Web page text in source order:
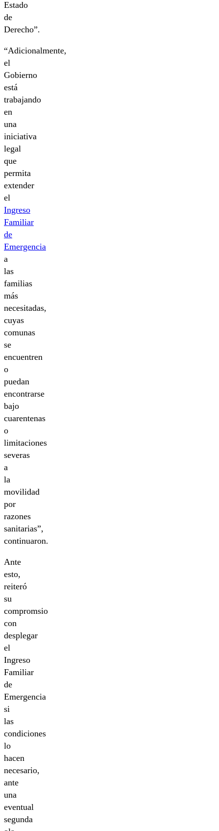
Estado
de
Derecho”.
“Adicionalmente,
el
Gobierno
está
trabajando
en
una
iniciativa
legal
que
permita
extender
el
Ingreso
Familiar
de
Emergencia
a
las
familias
más
necesitadas,
cuyas
comunas
se
encuentren
o
puedan
encontrarse
bajo
cuarentenas
o
limitaciones
severas
a
la
movilidad
por
razones
sanitarias”,
continuaron.
Ante
esto,
reiteró
su
compromsio
con
desplegar
el
Ingreso
Familiar
de
Emergencia
si
las
condiciones
lo
hacen
necesario,
ante
una
eventual
segunda